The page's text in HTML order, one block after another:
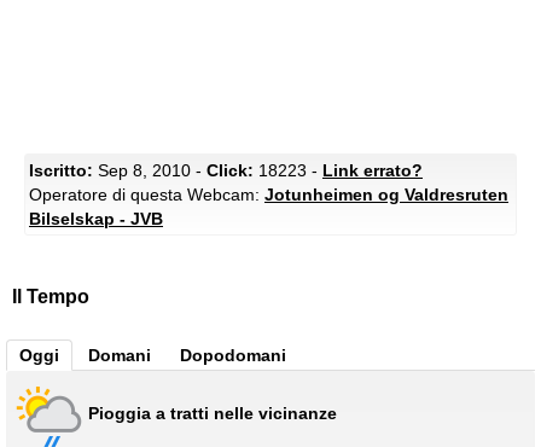
Iscritto: Sep 8, 2010 - Click: 18223 - Link errato?
Operatore di questa Webcam: Jotunheimen og Valdresruten
Bilselskap - JVB
Il Tempo
Oggi Domani Dopodomani
Pioggia a tratti nelle vicinanze